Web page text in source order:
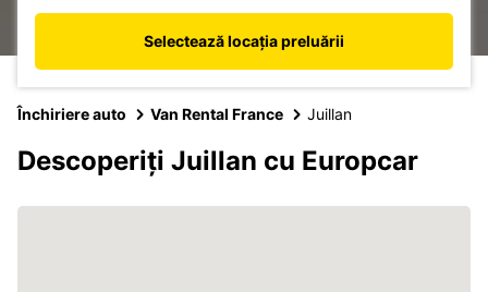
Selectează locația preluării
Închiriere auto Van Rental France Juillan
Descoperiți Juillan cu Europcar